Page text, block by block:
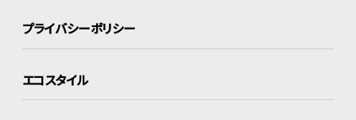
プライバシーポリシー
エコスタイル